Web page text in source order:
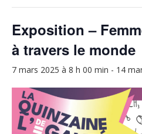
Exposition –
à travers le monde
7 mars 2025 à 8 h 00 min - 14